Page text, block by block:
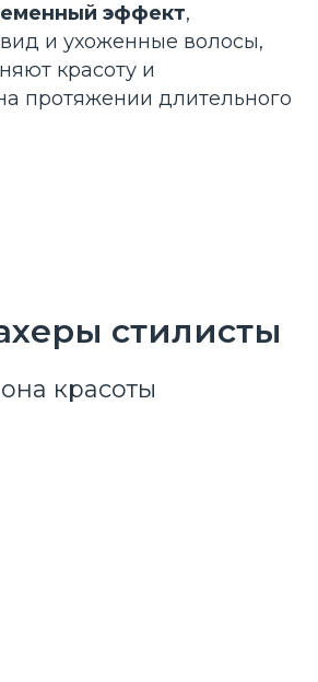
эффект,
и ухоженные волосы,
красоту и
протяжении длительного
стилисты
красоты